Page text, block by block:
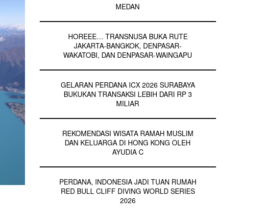
MEDAN
HOREEE… TRANSNUSA BUKA RUTE
JAKARTA-BANGKOK, DENPASAR-
WAKATOBI, DAN DENPASAR-WAINGAPU
GELARAN PERDANA ICX 2026 SURABAYA
BUKUKAN TRANSAKSI LEBIH DARI RP 3
MILIAR
REKOMENDASI WISATA RAMAH MUSLIM
DAN KELUARGA DI HONG KONG OLEH
AYUDIA C
PERDANA, INDONESIA JADI TUAN RUMAH
RED BULL CLIFF DIVING WORLD SERIES
2026